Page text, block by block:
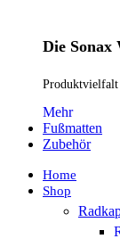
Die Sonax
Produktvielfalt
Mehr
Fußmatten
Zubehör
Home
Shop